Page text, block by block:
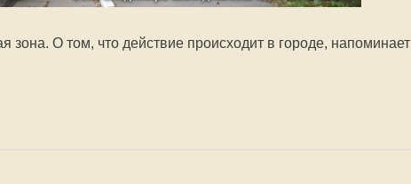
зона. О том, что действие происходит в городе, напоминает